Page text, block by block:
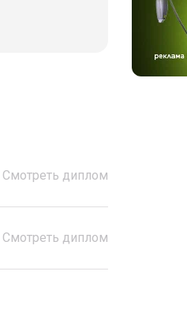
Смотреть диплом
Смотреть диплом